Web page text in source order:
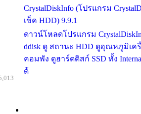
CrystalDiskInfo (โปรแกรม
เช็ค HDD) 9.9.1
ดาวน์โหลดโปรแกรม
ddisk ดู สถานะ HDD ดูอุณหภูมิเค
คอมพัง ดูฮาร์ดดิสก์ SSD ทั้ง
ด้